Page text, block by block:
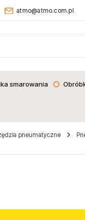
atmo@atmo.com.pl
smarowania
pneumatyczne